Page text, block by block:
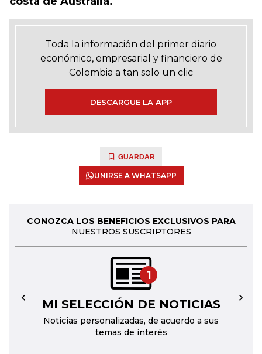
Toda la información del primer diario
económico, empresarial y financiero de
Colombia a tan solo un clic
DESCARGUE LA APP
GUARDAR
UNIRSE A WHATSAPP
CONOZCA LOS BENEFICIOS EXCLUSIVOS PARA
NUESTROS SUSCRIPTORES
1
MI SELECCIÓN DE NOTICIAS
Noticias personalizadas, de acuerdo a sus
temas de interés
← →